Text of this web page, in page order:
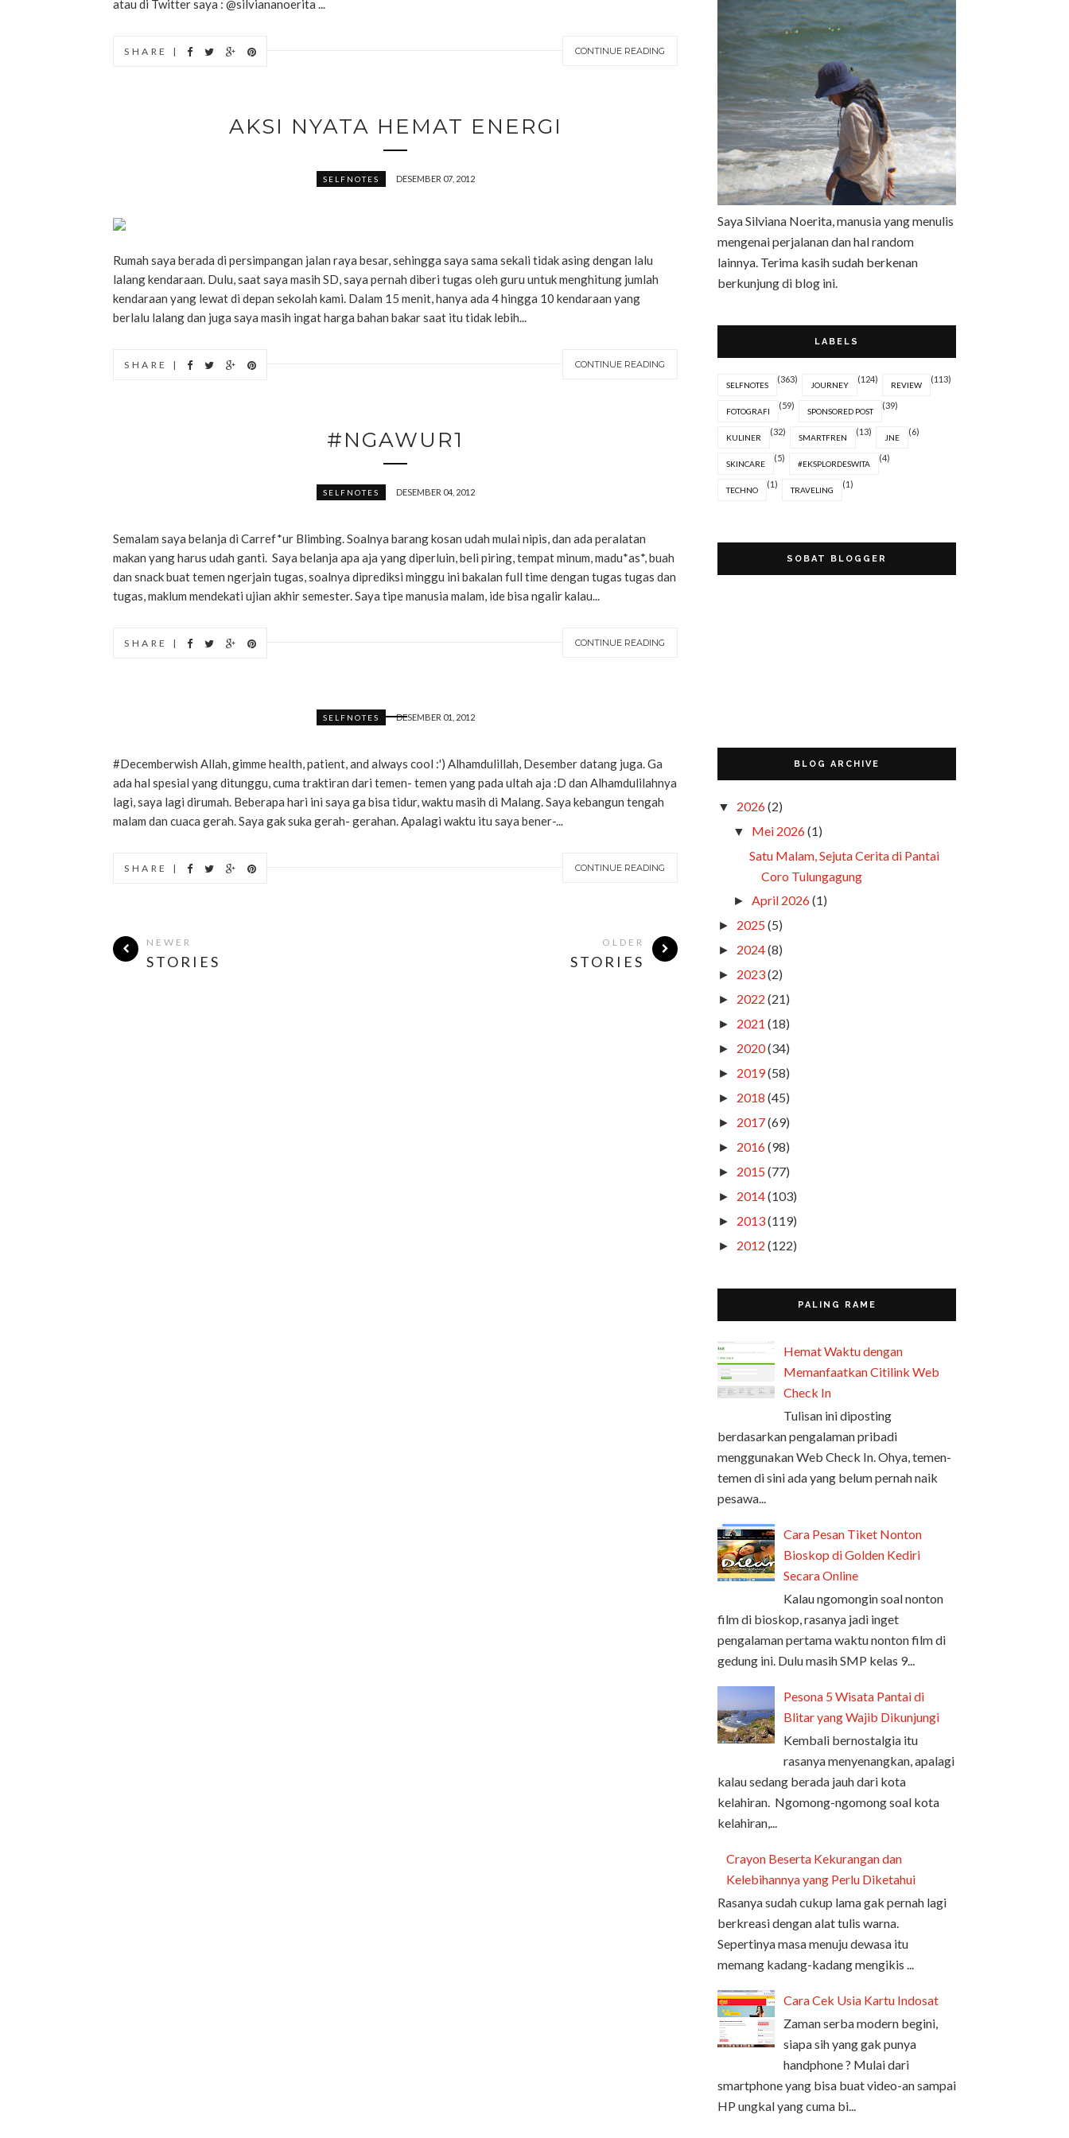
atau di Twitter saya : @silviananoerita ...
CONTINUE READING
SHARE |
AKSI NYATA HEMAT ENERGI
SELFNOTES DESEMBER 07, 2012
Rumah saya berada di persimpangan jalan raya besar, sehingga saya sama sekali tidak asing dengan lalu
lalang kendaraan. Dulu, saat saya masih SD, saya pernah diberi tugas oleh guru untuk menghitung jumlah
kendaraan yang lewat di depan sekolah kami. Dalam 15 menit, hanya ada 4 hingga 10 kendaraan yang
berlalu lalang dan juga saya masih ingat harga bahan bakar saat itu tidak lebih...
CONTINUE READING
SHARE |
#NGAWUR1
SELFNOTES DESEMBER 04, 2012
Semalam saya belanja di Carref*ur Blimbing. Soalnya barang kosan udah mulai nipis, dan ada peralatan
makan yang harus udah ganti. Saya belanja apa aja yang diperluin, beli piring, tempat minum, madu*as*, buah
dan snack buat temen ngerjain tugas, soalnya diprediksi minggu ini bakalan full time dengan tugas tugas dan
tugas, maklum mendekati ujian akhir semester. Saya tipe manusia malam, ide bisa ngalir kalau...
CONTINUE READING
SHARE |
SELFNOTES DESEMBER 01, 2012
#Decemberwish Allah, gimme health, patient, and always cool :') Alhamdulillah, Desember datang juga. Ga
ada hal spesial yang ditunggu, cuma traktiran dari temen- temen yang pada ultah aja :D dan Alhamdulilahnya
lagi, saya lagi dirumah. Beberapa hari ini saya ga bisa tidur, waktu masih di Malang. Saya kebangun tengah
malam dan cuaca gerah. Saya gak suka gerah- gerahan. Apalagi waktu itu saya bener-...
CONTINUE READING
SHARE |
NEWER
STORIES
OLDER
STORIES
Saya Silviana Noerita, manusia yang menulis
mengenai perjalanan dan hal random
lainnya. Terima kasih sudah berkenan
berkunjung di blog ini.
LABELS
SELFNOTES
(363)
JOURNEY
(124)
REVIEW
(113)
FOTOGRAFI
(59)
SPONSORED POST
(39)
KULINER
(32)
SMARTFREN
(13)
JNE
(6)
SKINCARE
(5)
#EKSPLORDESWITA
(4)
TECHNO
(1)
TRAVELING
(1)
SOBAT BLOGGER
BLOG ARCHIVE
▼ 2026(2)
▼ Mei 2026(1)
Satu Malam, Sejuta Cerita di Pantai
Coro Tulungagung
►April 2026(1)
► 2025(5)
► 2024(8)
► 2023(2)
► 2022 (21)
► 2021 (18)
► 2020(34)
► 2019(58)
► 2018 (45)
► 2017(69)
► 2016(98)
► 2015(77)
► 2014(103)
► 2013(119)
► 2012 (122)
PALING RAME
Hemat Waktu dengan
Memanfaatkan Citilink Web
Check In
Tulisan ini diposting
berdasarkan pengalaman pribadi
menggunakan Web Check In. Ohya, temen-
temen di sini ada yang belum pernah naik
pesawa...
Cara Pesan Tiket Nonton
Bioskop di Golden Kediri
Secara Online
Kalau ngomongin soal nonton
film di bioskop, rasanya jadi inget
pengalaman pertama waktu nonton film di
gedung ini. Dulu masih SMP kelas 9...
Pesona 5 Wisata Pantai di
Blitar yang Wajib Dikunjungi
Kembali bernostalgia itu
rasanya menyenangkan, apalagi
kalau sedang berada jauh dari kota
kelahiran. Ngomong-ngomong soal kota
kelahiran,...
Crayon Beserta Kekurangan dan
Kelebihannya yang Perlu Diketahui
Rasanya sudah cukup lama gak pernah lagi
berkreasi dengan alat tulis warna.
Sepertinya masa menuju dewasa itu
memang kadang-kadang mengikis ...
Cara Cek Usia Kartu Indosat
Zaman serba modern begini,
siapa sih yang gak punya
handphone ? Mulai dari
smartphone yang bisa buat video-an sampai
HP ungkal yang cuma bi...